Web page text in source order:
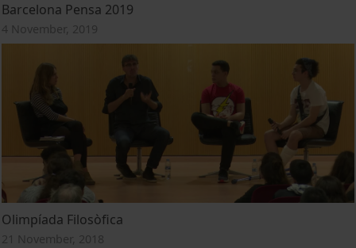
Barcelona Pensa 2019
4 November, 2019
Olimpíada Filosòfica
21 November, 2018